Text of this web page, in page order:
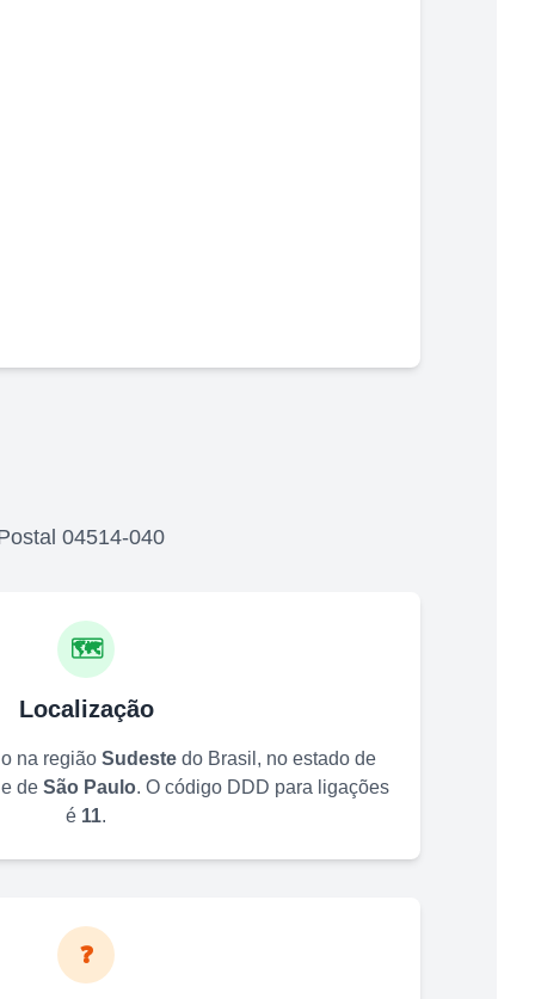
04514-040
🗺️
Localização
na região Sudeste do Brasil, no estado de
de São Paulo. O código DDD para ligações
é 11.
❓